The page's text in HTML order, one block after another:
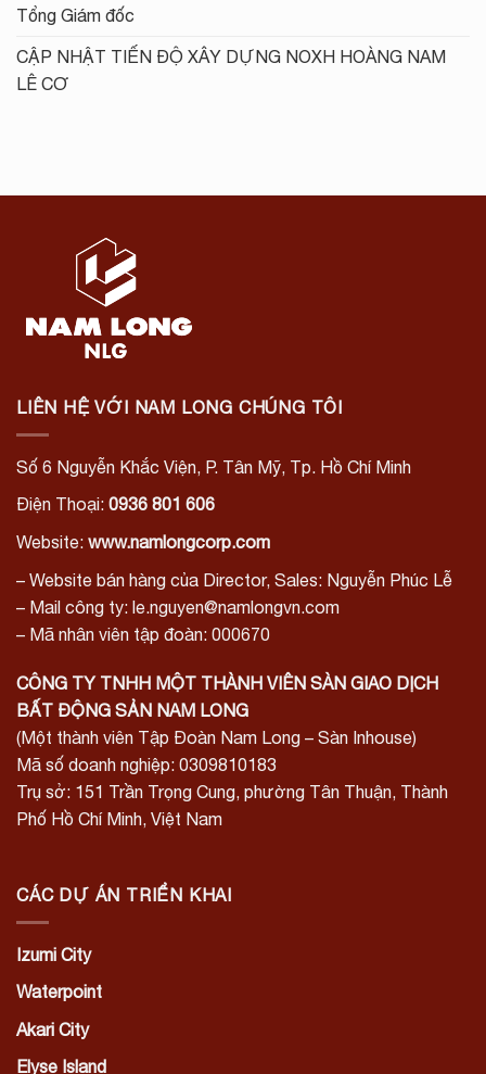
Tổng Giám đốc
CẬP NHẬT TIẾN ĐỘ XÂY DỰNG NOXH HOÀNG NAM
LÊ CƠ
LIÊN HỆ VỚI NAM LONG CHÚNG TÔI
Số 6 Nguyễn Khắc Viện, P. Tân Mỹ, Tp. Hồ Chí Minh
Điện Thoại: 0936 801 606
Website: www.namlongcorp.com
– Website bán hàng của Director, Sales: Nguyễn Phúc Lễ
– Mail công ty: le.nguyen@namlongvn.com
– Mã nhân viên tập đoàn: 000670
CÔNG TY TNHH MỘT THÀNH VIÊN SÀN GIAO DỊCH
BẤT ĐỘNG SẢN NAM LONG
(Một thành viên Tập Đoàn Nam Long – Sàn Inhouse)
Mã số doanh nghiệp: 0309810183
Trụ sở: 151 Trần Trọng Cung, phường Tân Thuận, Thành
Phố Hồ Chí Minh, Việt Nam
CÁC DỰ ÁN TRIỂN KHAI
Izumi City
Waterpoint
Akari City
Elyse Island